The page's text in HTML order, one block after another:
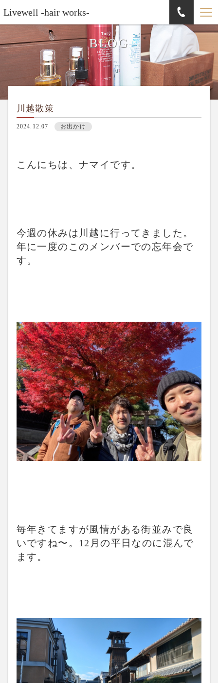
Livewell -hair works-
BLOG
川越散策
2024.12.07 お出かけ
こんにちは、ナマイです。
今週の休みは川越に行ってきました。
年に一度のこのメンバーでの忘年会で
す。
毎年きてますが風情がある街並みで良
いですね〜。12月の平日なのに混んで
ます。